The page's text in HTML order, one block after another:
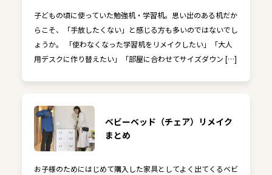
子どもの頃に使っていた勉強机・学習机。思い出のある机だか
らこそ、「手放したくない」と感じる方も多いのではないでし
ょうか。 「使わなくなった学習机をリメイクしたい」「大人
用デスクに作り替えたい」「部屋に合わせてサイズダウン […]
ベビーベッド（チェア）リメイク
まとめ
お子様のためにはじめて購入した家具としてよく出てくるベビ